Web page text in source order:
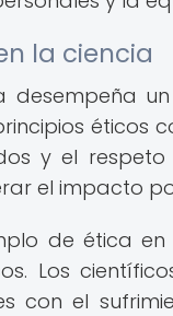
la ciencia
desempeña
éticos
y el
el impacto
de ética
Los
con el